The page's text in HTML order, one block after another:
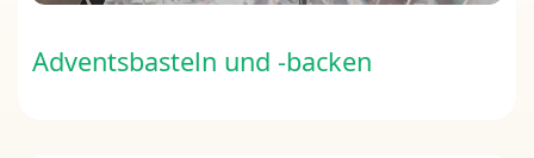
Adventsbasteln und -backen